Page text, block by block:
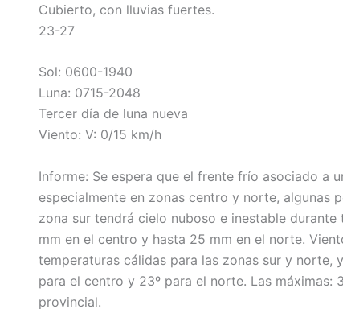
Cubierto, con lluvias fuertes.
23-27
Sol: 0600-1940
Luna: 0715-2048
Tercer día de luna nueva
Viento: V: 0/15 km/h
Informe: Se espera que el frente frío asociado a
especialmente en zonas centro y norte, algunas
zona sur tendrá cielo nuboso e inestable
mm en el centro y hasta 25 mm en el norte.
temperaturas cálidas para las zonas sur y norte,
para el centro y 23º para el norte. Las máximas:
provincial.